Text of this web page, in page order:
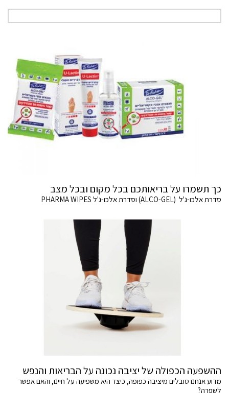
כך תשמרו על בריאותכם בכל מקום ובכל מצב
סדרת אלכו-ג'ל (ALCO-GEL) וסדרת אלכו-ג'ל PHARMA WIPES
ההשפעה הכפולה של יציבה נכונה על הבריאות והנפש
מדוע אנחנו סובלים מיציבה כפופה, כיצד היא משפיעה על חיינו, והאם אפשר
לשפרה?